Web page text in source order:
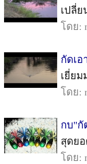
เปลี่ย
โดย:
กัดเอ
เยี่ยม
โดย:
กบ"กั
สุดยอ
โดย: